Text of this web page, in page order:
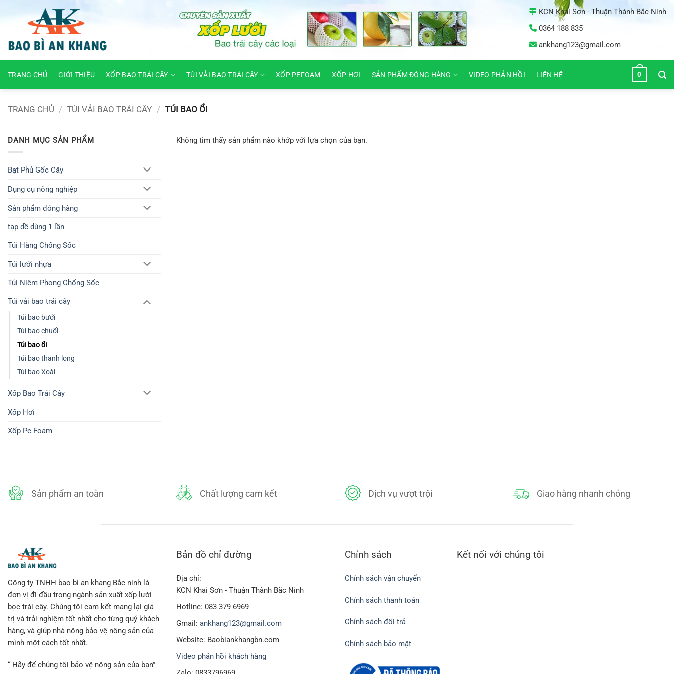
KCN Khai Sơn - Thuận Thành Bắc Ninh
0364 188 835
ankhang123@gmail.com
TRANG CHỦ GIỚI THIỆU XỐP BAO TRÁI CÂY TÚI VẢI BAO TRÁI CÂY XỐP PEFOAM XỐP HƠI SẢN PHẨM ĐÓNG HÀNG VIDEO PHẢN HỒI LIÊN HỆ 0
TRANG CHỦ / TÚI VẢI BAO TRÁI CÂY / TÚI BAO ỔI
DANH MỤC SẢN PHẨM
Bạt Phủ Gốc Cây
Dụng cụ nông nghiệp
Sản phẩm đóng hàng
tạp dề dùng 1 lần
Túi Hàng Chống Sốc
Túi lưới nhựa
Túi Niêm Phong Chống Sốc
Túi vải bao trái cây
Túi bao bưởi
Túi bao chuối
Túi bao ổi
Túi bao thanh long
Túi bao Xoài
Xốp Bao Trái Cây
Xốp Hơi
Xốp Pe Foam
Không tìm thấy sản phẩm nào khớp với lựa chọn của bạn.
Sản phẩm an toàn Chất lượng cam kết Dịch vụ vượt trội Giao hàng nhanh chóng
Công ty TNHH bao bì an khang Bắc ninh là
đơn vị đi đầu trong ngành sản xuất xốp lưới
bọc trái cây. Chúng tôi cam kết mang lại giá
trị và trải nghiệm tốt nhất cho từng quý khách
hàng, và giúp nhà nông bảo vệ nông sản của
mình một cách tốt nhất.
“ Hãy để chúng tôi bảo vệ nông sản của bạn”
Bản đồ chỉ đường
Địa chỉ:
KCN Khai Sơn - Thuận Thành Bắc Ninh
Hotline: 083 379 6969
Gmail: ankhang123@gmail.com
Website: Baobiankhangbn.com
Video phản hồi khách hàng
Chính sách
Chính sách vận chuyển
Chính sách thanh toán
Chính sách đổi trả
Chính sách bảo mật
Kết nối với chúng tôi